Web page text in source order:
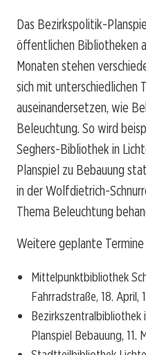
Das Bezirkspolitik-
öffentlichen Bibliotheken
Monaten stehen
sich mit unterschiedlichen
auseinandersetzen, wie
Beleuchtung. So wird
Seghers-Bibliothek in
Planspiel zu Bebauung
in der Wolfdietrich-
Thema Beleuchtung
Weitere geplante Termine
Mittelpunktbibliothek
Fahrradstraße, 18. April,
Bezirkszentralbibliothek
Planspiel Bebauung, 11.